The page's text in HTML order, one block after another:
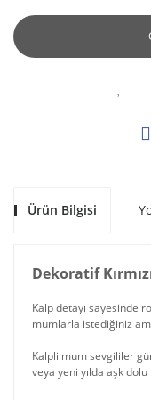
Ürün Bilgisi
Dekoratif
Kalp detayı sayesinde
mumlarla istediğiniz
Kalpli mum sevgililer
veya yeni yılda aşk